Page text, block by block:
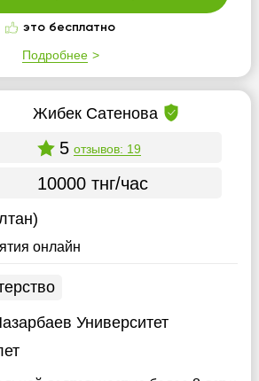
это бесплатно
Подробнее
Жибек Сатенова
5 отзывов: 19
10000 тнг/час
онлайн
Университет